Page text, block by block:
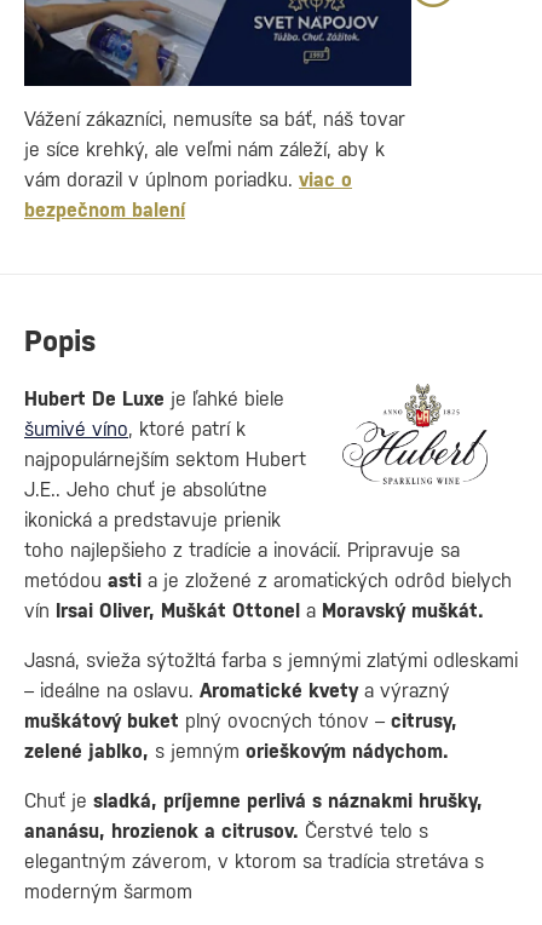
Popis
Hubert De Luxe je ľahké biele
šumivé víno, ktoré patrí k
najpopulárnejším sektom Hubert
J.E.. Jeho chuť je absolútne
ikonická a predstavuje prienik
toho najlepšieho z tradície a inovácií. Pripravuje sa
metódou asti a je zložené z aromatických odrôd bielych
vín Irsai Oliver, Muškát Ottonel a Moravský muškát.
Jasná, svieža sýtožltá farba s jemnými zlatými odleskami
– ideálne na oslavu. Aromatické kvetya výrazný
muškátový buket plný ovocných tónov – citrusy,
zelené jablko, s jemným orieškovým nádychom.
Chuť je sladká, príjemne perlivá s náznakmi hrušky,
ananásu, hrozienok a citrusov. Čerstvé telo s
elegantným záverom, v ktorom sa tradícia stretáva s
moderným šarmom
Vážení zákazníci, nemusíte sa báť, náš tovar
je síce krehký, ale veľmi nám záleží, aby k
vám dorazil v úplnom poriadku. viac o
bezpečnom balení